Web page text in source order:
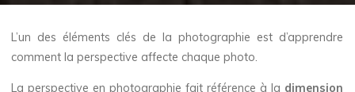
L’un des éléments clés de la photographie est d’apprendre
comment la perspective affecte chaque photo.
La perspective en photographie fait référence à la dimension